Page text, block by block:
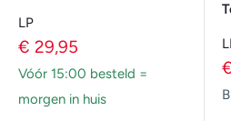
LP
Verkoopprijs
€ 29,95
Vóór 15:00 besteld =
morgen in huis